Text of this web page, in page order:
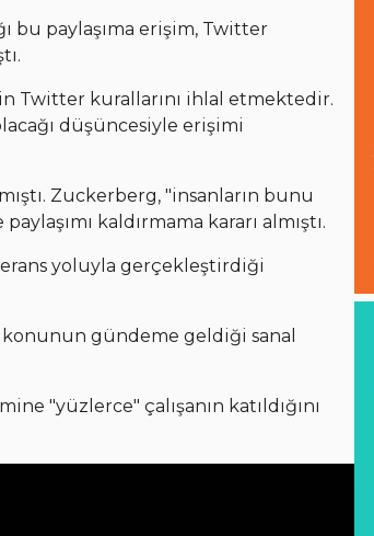
bu paylaşıma erişim, Twitter
Twitter kurallarını ihlal etmektedir.
düşüncesiyle erişimi
Zuckerberg, "insanların bunu
kaldırmama kararı almıştı.
yoluyla gerçekleştirdiği
konunun gündeme geldiği sanal
"yüzlerce" çalışanın katıldığını